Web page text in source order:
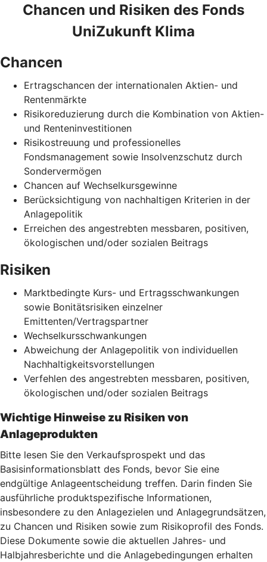
Chancen und Risiken des Fonds
UniZukunft Klima
Chancen
Ertragschancen der internationalen Aktien- und
Rentenmärkte
Risikoreduzierung durch die Kombination von Aktien-
und Renteninvestitionen
Risikostreuung und professionelles
Fondsmanagement sowie Insolvenzschutz durch
Sondervermögen
Chancen auf Wechselkursgewinne
Berücksichtigung von nachhaltigen Kriterien in der
Anlagepolitik
Erreichen des angestrebten messbaren, positiven,
ökologischen und/oder sozialen Beitrags
Risiken
Marktbedingte Kurs- und Ertragsschwankungen
sowie Bonitätsrisiken einzelner
Emittenten/Vertragspartner
Wechselkursschwankungen
Abweichung der Anlagepolitik von individuellen
Nachhaltigkeitsvorstellungen
Verfehlen des angestrebten messbaren, positiven,
ökologischen und/oder sozialen Beitrags
Wichtige Hinweise zu Risiken von
Anlageprodukten
Bitte lesen Sie den Verkaufsprospekt und das
Basisinformationsblatt des Fonds, bevor Sie eine
endgültige Anlageentscheidung treffen. Darin finden Sie
ausführliche produktspezifische Informationen,
insbesondere zu den Anlagezielen und Anlagegrundsätzen,
zu Chancen und Risiken sowie zum Risikoprofil des Fonds.
Diese Dokumente sowie die aktuellen Jahres- und
Halbjahresberichte und die Anlagebedingungen erhalten